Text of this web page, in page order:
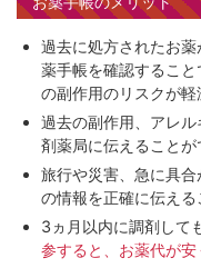
過去に処方されたお
薬手帳を確認するこ
の副作用のリスクが軽
過去の副作用、アレ
剤薬局に伝えることが
旅行や災害、急に具
の情報を正確に伝える
3ヵ月以内に調剤して
参すると、お薬代が安